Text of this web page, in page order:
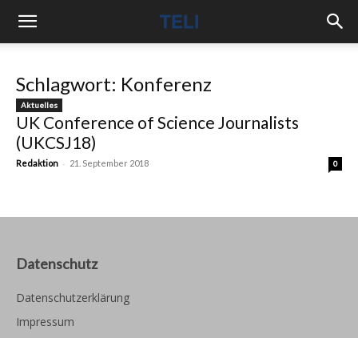
Schlagwort: Konferenz
Aktuelles
UK Conference of Science Journalists
(UKCSJ18)
Redaktion - 21. September 2018 0
Datenschutz
Datenschutzerklärung
Impressum